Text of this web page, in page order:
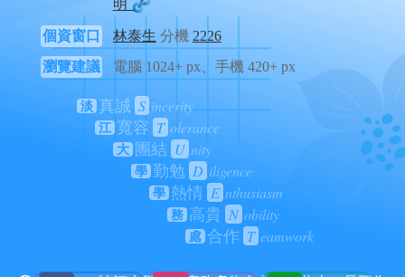
明
個資窗口 林泰生 分機 2226
瀏覽建議
電腦 1024+ px、手機 420+ px
淡 真誠 S incerity
江 寬容 T olerance
大 團結 U nity
學 勤勉 D iligence
學 熱情 E nthusiasm
務 高貴 N obility
處 合作 T eamwork